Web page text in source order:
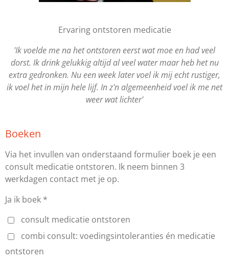
Ervaring ontstoren medicatie
'Ik voelde me na het ontstoren eerst wat moe en had veel
dorst. Ik drink gelukkig altijd al veel water maar heb het nu
extra gedronken. Nu een week later voel ik mij echt rustiger,
ik voel het in mijn hele lijf. In z'n algemeenheid voel ik me net
weer wat lichter'
Boeken
Via het invullen van onderstaand formulier boek je een
consult medicatie ontstoren. Ik neem binnen 3
werkdagen contact met je op.
Ja ik boek *
consult medicatie ontstoren
combi consult: voedingsintoleranties én medicatie
ontstoren